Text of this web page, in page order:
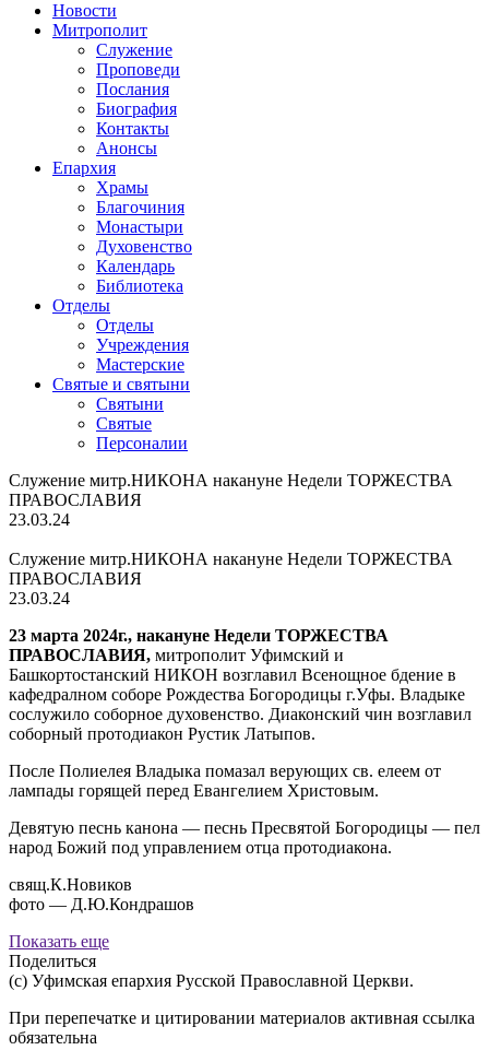
Новости
Митрополит
Служение
Проповеди
Послания
Биография
Контакты
Анонсы
Епархия
Храмы
Благочиния
Монастыри
Духовенство
Календарь
Библиотека
Отделы
Отделы
Учреждения
Мастерские
Святые и святыни
Cвятыни
Cвятые
Персоналии
Служение митр.НИКОНА накануне Недели ТОРЖЕСТВА
ПРАВОСЛАВИЯ
23.03.24
Служение митр.НИКОНА накануне Недели ТОРЖЕСТВА
ПРАВОСЛАВИЯ
23.03.24
23 марта 2024г., накануне Недели ТОРЖЕСТВА
ПРАВОСЛАВИЯ, митрополит Уфимский и
Башкортостанский НИКОН возглавил Всенощное бдение в
кафедралном соборе Рождества Богородицы г.Уфы. Владыке
сослужило соборное духовенство. Диаконский чин возглавил
соборный протодиакон Рустик Латыпов.
После Полиелея Владыка помазал верующих св. елеем от
лампады горящей перед Евангелием Христовым.
Девятую песнь канона — песнь Пресвятой Богородицы — пел
народ Божий под управлением отца протодиакона.
свящ.К.Новиков
фото — Д.Ю.Кондрашов
Показать еще
Поделиться
(с) Уфимская епархия Русской Православной Церкви.
При перепечатке и цитировании материалов активная ссылка
обязательна